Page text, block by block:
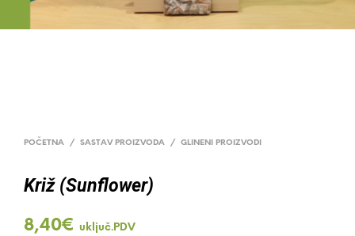
POČETNA / SASTAV PROIZVODA / GLINENI PROIZVODI
Križ (Sunflower)
8,40€ uključ.PDV